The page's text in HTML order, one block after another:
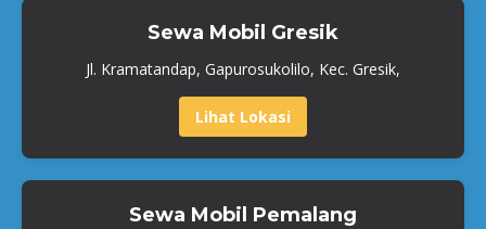
Sewa Mobil Gresik
Jl. Kramatandap, Gapurosukolilo, Kec. Gresik,
Lihat Lokasi
Sewa Mobil Pemalang